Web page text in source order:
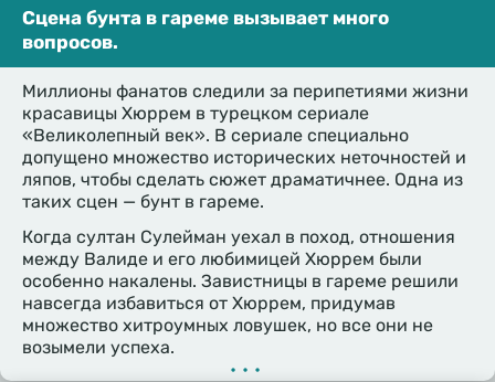
Сцена бунта в гареме вызывает много
вопросов.
Миллионы фанатов следили за перипетиями жизни
красавицы Хюррем в турецком сериале
«Великолепный век». В сериале специально
допущено множество исторических неточностей и
ляпов, чтобы сделать сюжет драматичнее. Одна из
таких сцен — бунт в гареме.
Когда султан Сулейман уехал в поход, отношения
между Валиде и его любимицей Хюррем были
особенно накалены. Завистницы в гареме решили
навсегда избавиться от Хюррем, придумав
множество хитроумных ловушек, но все они не
возымели успеха.
•••